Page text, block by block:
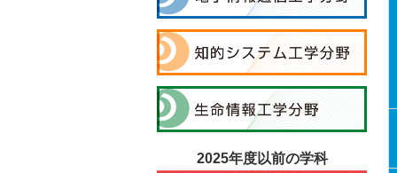
2025年度以前の学科